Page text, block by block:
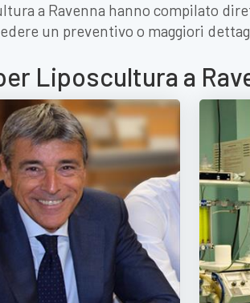
a Ravenna hanno compilato
un preventivo o maggiori
Liposcultura a